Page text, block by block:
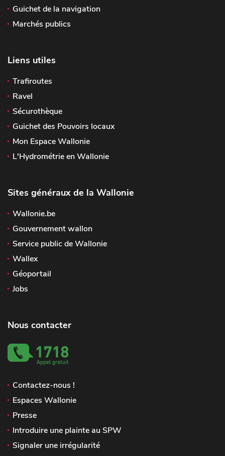
Guichet de la navigation
Marchés publics
Liens utiles
Trafiroutes
Ravel
Sécurothèque
Guichet des Pouvoirs locaux
Mon Espace Wallonie
L'Hydrométrie en Wallonie
Sites généraux de la Wallonie
Wallonie.be
Gouvernement wallon
Service public de Wallonie
Wallex
Géoportail
Jobs
Nous contacter
Contactez-nous !
Espaces Wallonie
Presse
Introduire une plainte au SPW
Signaler une irrégularité